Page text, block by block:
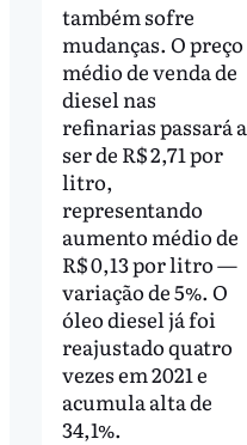
também sofre
mudanças. O preço
médio de venda de
diesel nas
refinarias passará a
ser de R$ 2,71 por
litro,
representando
aumento médio de
R$ 0,13 por litro —
variação de 5%. O
óleo diesel já foi
reajustado quatro
vezes em 2021 e
acumula alta de
34,1%.